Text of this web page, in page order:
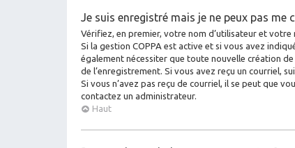
Je suis enregistré mais je ne peux pas me
Vérifiez, en premier, votre nom d’utilisateur et votre
Si la gestion COPPA est active et si vous avez
également nécessiter que toute nouvelle création
de l’enregistrement. Si vous avez reçu un courriel,
Si vous n’avez pas reçu de courriel, il se peut que
contactez un administrateur.
Haut